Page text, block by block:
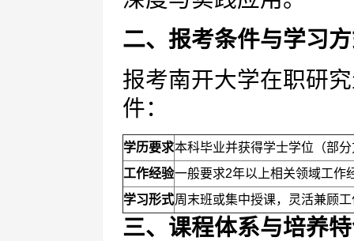
二、报考条件与学习
报考南开大学在职研
件：
学历要求本科毕业并获得学士学位（部
工作经验一般要求2年以上相关领域工作
学习形式周末班或集中授课，灵活兼顾
三、课程体系与培养